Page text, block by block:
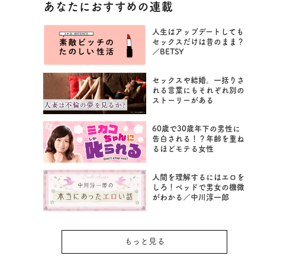
あなたにおすすめの連載
人生はアップデートしても
セックスだけは昔のまま？
／BETSY
セックスや結婚。一括りさ
れる言葉にもそれぞれ別の
ストーリーがある
60歳で30歳年下の男性に
告白される！？年齢を重ね
るほどモテる女性
人間を理解するにはエロを
しろ！ベッドで男女の機微
がわかる／中川淳一郎
もっと見る